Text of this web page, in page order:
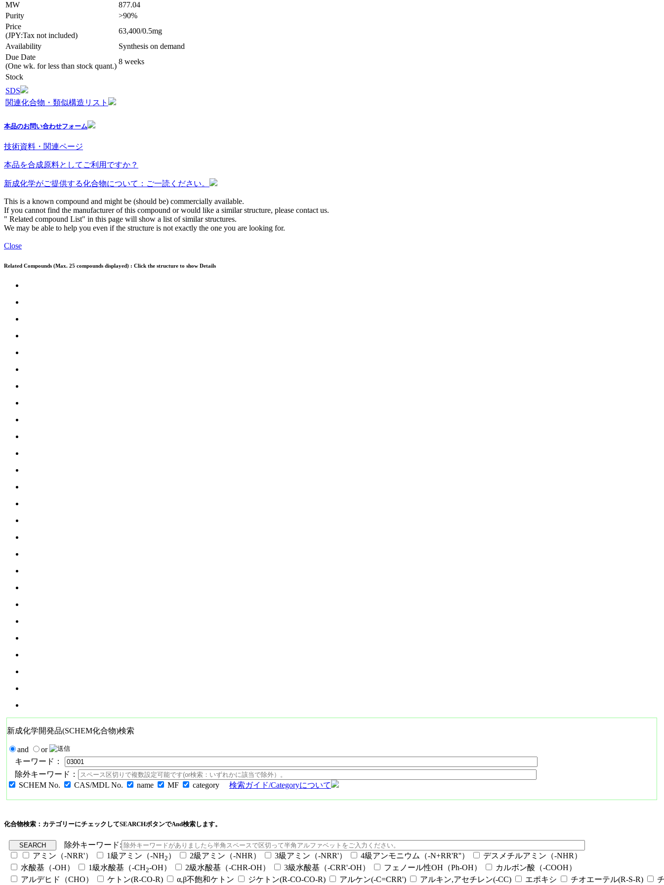
MW
877.04
Purity
>90%
Price
(JPY:Tax not included)
63,400/0.5mg
Availability
Synthesis on demand
Due Date
(One wk. for less than stock quant.)
8 weeks
Stock
SDS
関連化合物・類似構造リスト
本品のお問い合わせフォーム
技術資料・関連ページ
本品を合成原料としてご利用ですか？
新成化学がご提供する化合物について：ご一読ください。
This is a known compound and might be (should be) commercially available.
If you cannot find the manufacturer of this compound or would like a similar structure, please contact us.
" Related compound List" in this page will show a list of similar structures.
We may be able to help you even if the structure is not exactly the one you are looking for.
Close
Related Compounds (Max. 25 compounds displayed) : Click the structure to show Details
新成化学開発品(SCHEM化合物)検索
and
or
キーワード：
除外キーワード：
SCHEM No.
CAS/MDL No. name MF category 検索ガイド/Categoryについて
化合物検索：カテゴリーにチェックしてSEARCHボタンでAnd検索します。
除外キーワード:
アミン（-NRR'）
1級アミン（-NH2 ） 2級アミン（-NHR） 3級アミン（-NRR'） 4級アンモニウム（-N+RR'R''）
デスメチルアミン（-NHR）
水酸基（-OH）
1級水酸基（-CH2-OH） 2級水酸基（-CHR-OH） 3級水酸基（-CRR'-OH） フェノール性OH（Ph-OH）
カルボン酸（-COOH）
アルデヒド（CHO）
ケトン(R-CO-R) α,β不飽和ケトン ジケトン(R-CO-CO-R) アルケン(-C=CRR') アルキン,アセチレン(-CC) エポキシ チオエーテル(R-S-R)